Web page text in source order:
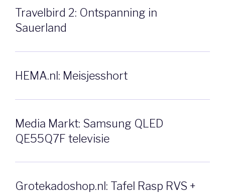
Travelbird 2: Ontspanning in
Sauerland
HEMA.nl: Meisjesshort
Media Markt: Samsung QLED
QE55Q7F televisie
Grotekadoshop.nl: Tafel Rasp RVS +